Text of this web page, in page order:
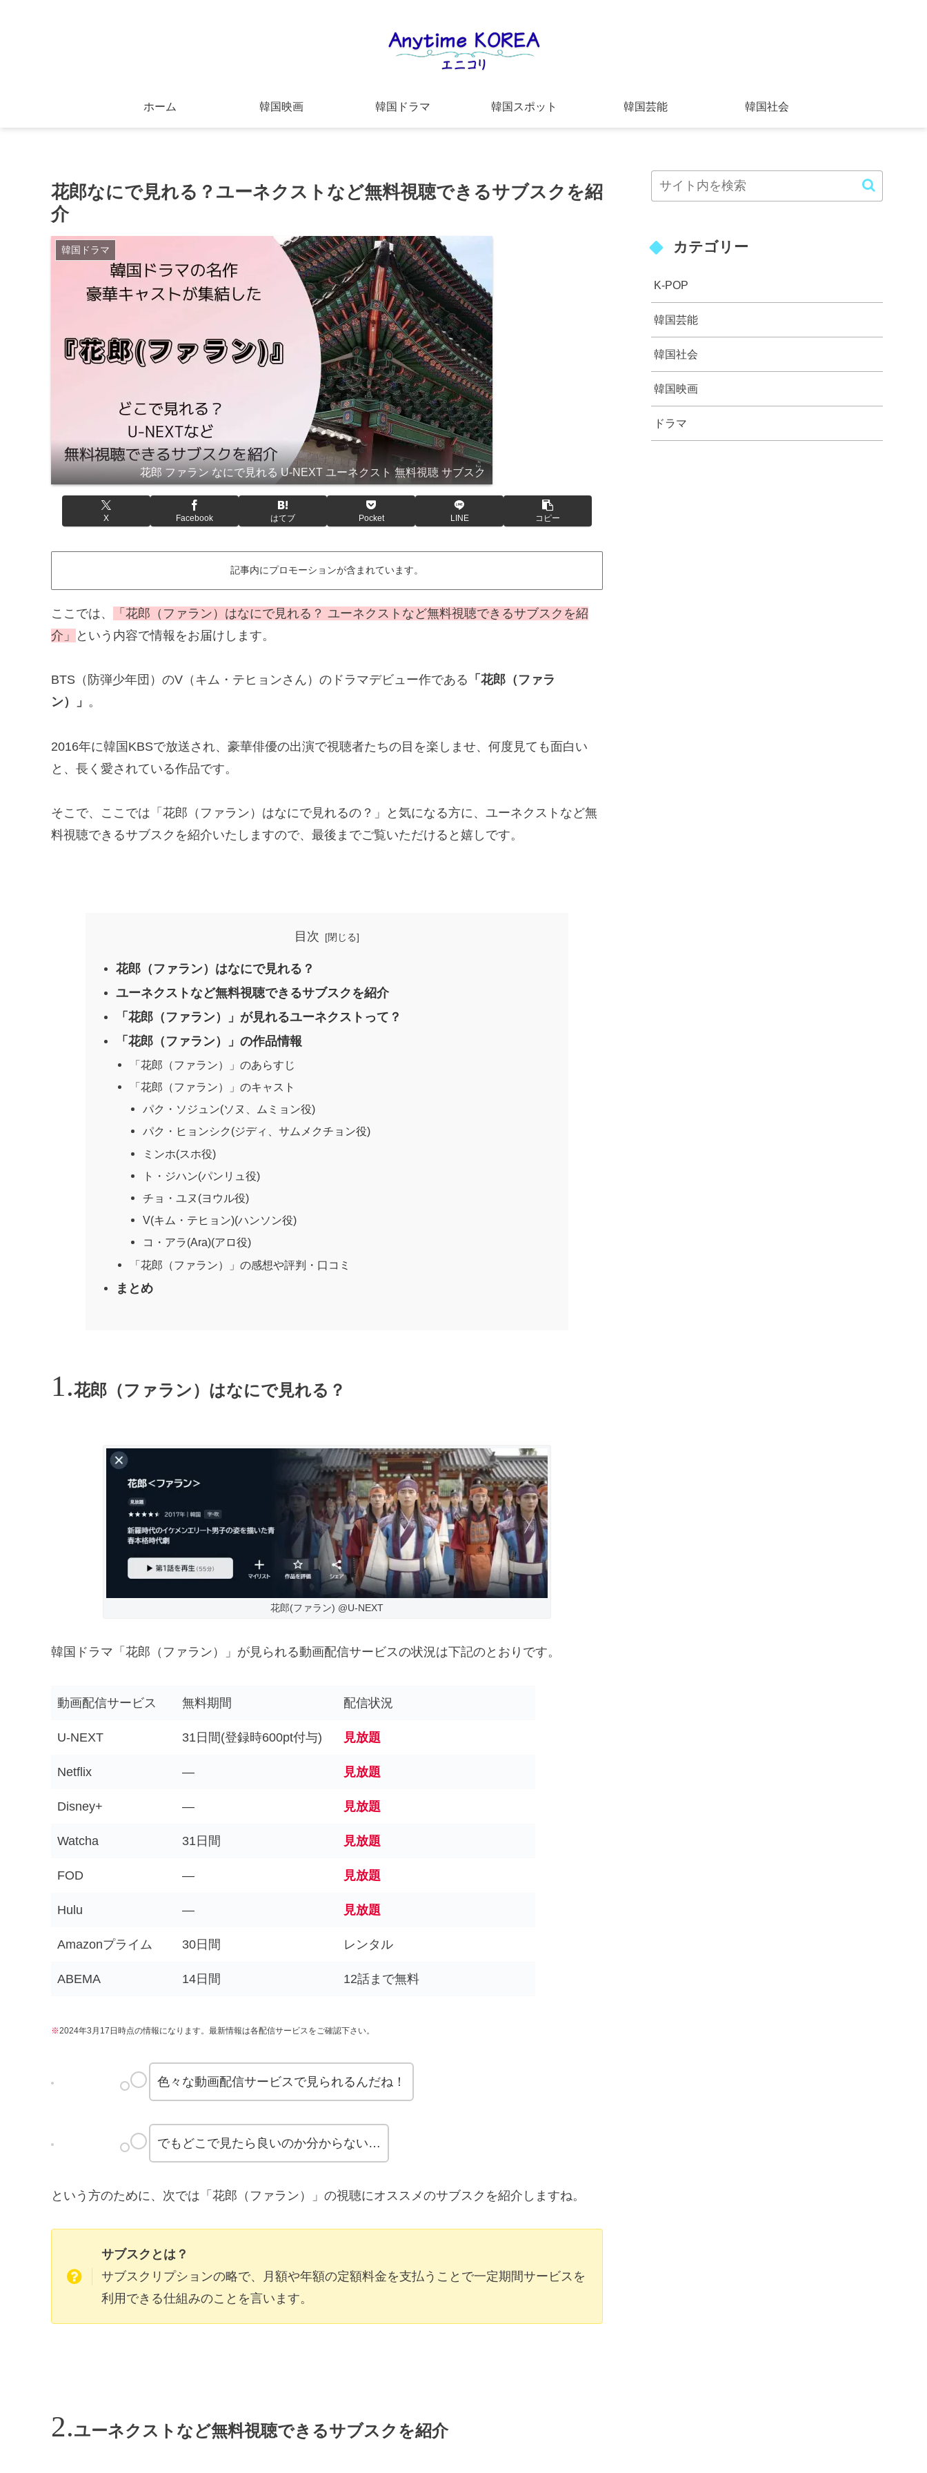
ホーム 韓国映画 韓国ドラマ 韓国スポット 韓国芸能 韓国社会
花郎なにで見れる？ユーネクストなど無料視聴できるサブスクを紹
介
韓国ドラマ
花郎 ファラン なにで見れる U-NEXT ユーネクスト 無料視聴 サブスク
X Facebook はてブ Pocket LINE コピー
記事内にプロモーションが含まれています。
ここでは、
「花郎（ファラン）はなにで見れる？ ユーネクストなど無料視聴できるサブスクを紹
介」
という内容で情報をお届けします。
BTS（防弾少年団）のV（キム・テヒョンさん）のドラマデビュー作である 「花郎（ファラ
ン）」 。
2016年に韓国KBSで放送され、豪華俳優の出演で視聴者たちの目を楽しませ、何度見ても面白い
と、長く愛されている作品です。
そこで、ここでは「花郎（ファラン）はなにで見れるの？」と気になる方に、ユーネクストなど無
料視聴できるサブスクを紹介いたしますので、最後までご覧いただけると嬉しです。
目次
花郎（ファラン）はなにで見れる？
ユーネクストなど無料視聴できるサブスクを紹介
「花郎（ファラン）」が見れるユーネクストって？
「花郎（ファラン）」の作品情報
「花郎（ファラン）」のあらすじ
「花郎（ファラン）」のキャスト
パク・ソジュン(ソヌ、ムミョン役)
パク・ヒョンシク(ジディ、サムメクチョン役)
ミンホ(スホ役)
ト・ジハン(パンリュ役)
チョ・ユヌ(ヨウル役)
V(キム・テヒョン)(ハンソン役)
コ・アラ(Ara)(アロ役)
「花郎（ファラン）」の感想や評判・口コミ
まとめ
花郎（ファラン）はなにで見れる？
花郎(ファラン) @U-NEXT
韓国ドラマ「花郎（ファラン）」が見られる動画配信サービスの状況は下記のとおりです。
動画配信サービス 無料期間 配信状況
U-NEXT 31日間(登録時600pt付与) 見放題
Netflix ― 見放題
Disney+ ― 見放題
Watcha 31日間 見放題
FOD ― 見放題
Hulu ― 見放題
Amazonプライム 30日間 レンタル
ABEMA 14日間 12話まで無料
※2024年3月17日時点の情報になります。最新情報は各配信サービスをご確認下さい。
色々な動画配信サービスで見られるんだね！
でもどこで見たら良いのか分からない…
という方のために、次では「花郎（ファラン）」の視聴にオススメのサブスクを紹介しますね。
サブスクとは？
サブスクリプションの略で、月額や年額の定額料金を支払うことで一定期間サービスを
利用できる仕組みのことを言います。
ユーネクストなど無料視聴できるサブスクを紹介
カテゴリー
K-POP
韓国芸能
韓国社会
韓国映画
ドラマ